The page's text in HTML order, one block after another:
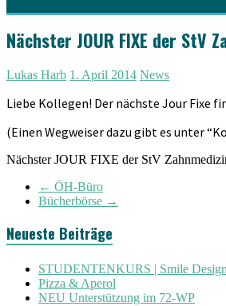
Nächster JOUR FIXE der StV
Lukas Harb 1. April 2014 News
Liebe Kollegen! Der nächste Jour Fixe
(Einen Wegweiser dazu gibt es unter
Nächster JOUR FIXE der StV
← ÖH-Büro
Bücherbörse →
Neueste Beiträge
STUDENTENKURS | Smile
Pizza & Aperol
NEU Unterstützung im 72-WP